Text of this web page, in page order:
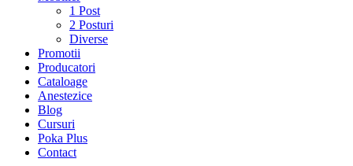
1 Post
2 Posturi
Diverse
Promotii
Producatori
Cataloage
Anestezice
Blog
Cursuri
Poka Plus
Contact